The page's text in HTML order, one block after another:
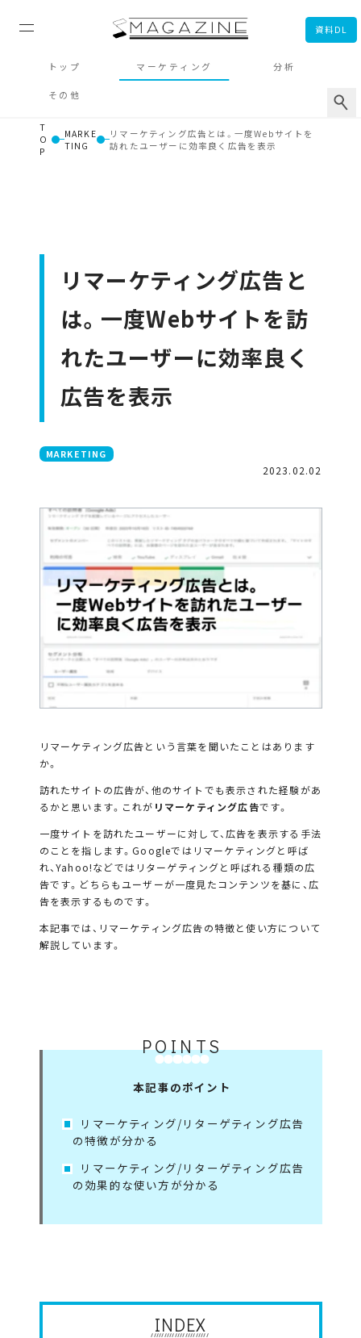
資料DL
トップ マーケティング 分析
その他
T
O
P
MARKE
TING
リマーケティング広告とは。一度Webサイトを
訪れたユーザーに効率良く広告を表示
リマーケティング広告と
は。一度Webサイトを訪
れたユーザーに効率良く
広告を表示
MARKETING
2023.02.02
リマーケティング広告という言葉を聞いたことはあります
か。
訪れたサイトの広告が、他のサイトでも表示された経験があ
るかと思います。これが リマーケティング広告です。
一度サイトを訪れたユーザーに対して、広告を表示する手法
のことを指します。Googleではリマーケティングと呼ば
れ、Yahoo!などではリターゲティングと呼ばれる種類の広
告です。どちらもユーザーが一度見たコンテンツを基に、広
告を表示するものです。
本記事では、リマーケティング広告の特徴と使い方について
解説しています。
POINTS
本記事のポイント
リマーケティング/リターゲティング広告
の特徴が分かる
リマーケティング/リターゲティング広告
の効果的な使い方が分かる
INDEX